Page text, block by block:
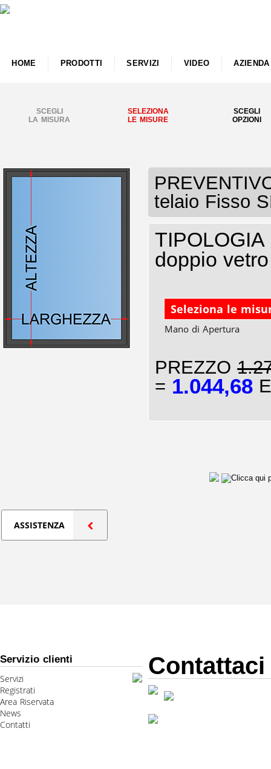
HOME PRODOTTI SERVIZI VIDEO AZIENDA
SCEGLI
LA MISURA
SELEZIONA
LE MISURE
SCEGLI
OPZIONI
telaio Fisso
doppio vetro
Seleziona le
Mano di Apertura
PREZZO
= 1.044,68
ASSISTENZA
Servizio clienti
Servizi
Registrati
Area Riservata
News
Contatti
Contattaci